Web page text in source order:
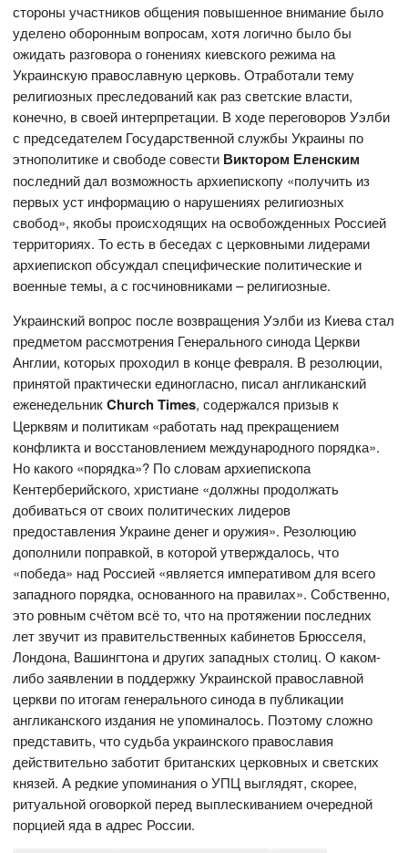
стороны участников общения повышенное внимание было
уделено оборонным вопросам, хотя логично было бы
ожидать разговора о гонениях киевского режима на
Украинскую православную церковь. Отработали тему
религиозных преследований как раз светские власти,
конечно, в своей интерпретации. В ходе переговоров Уэлби
с председателем Государственной службы Украины по
этнополитике и свободе совести Виктором Еленским
последний дал возможность архиепископу «получить из
первых уст информацию о нарушениях религиозных
свобод», якобы происходящих на освобожденных Россией
территориях. То есть в беседах с церковными лидерами
архиепископ обсуждал специфические политические и
военные темы, а с госчиновниками – религиозные.
Украинский вопрос после возвращения Уэлби из Киева стал
предметом рассмотрения Генерального синода Церкви
Англии, которых проходил в конце февраля. В резолюции,
принятой практически единогласно, писал англиканский
еженедельникChurch Times, содержался призыв к
Церквям и политикам «работать над прекращением
конфликта и восстановлением международного порядка».
Но какого «порядка»? По словам архиепископа
Кентерберийского, христиане «должны продолжать
добиваться от своих политических лидеров
предоставления Украине денег и оружия». Резолюцию
дополнили поправкой, в которой утверждалось, что
«победа» над Россией «является императивом для всего
западного порядка, основанного на правилах». Собственно,
это ровным счётом всё то, что на протяжении последних
лет звучит из правительственных кабинетов Брюсселя,
Лондона, Вашингтона и других западных столиц. О каком-
либо заявлении в поддержку Украинской православной
церкви по итогам генерального синода в публикации
англиканского издания не упоминалось. Поэтому сложно
представить, что судьба украинского православия
действительно заботит британских церковных и светских
князей. А редкие упоминания о УПЦ выглядят, скорее,
ритуальной оговоркой перед выплескиванием очередной
порцией яда в адрес России.